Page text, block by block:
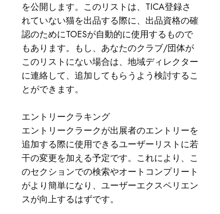
を公開します。このリストは、TICA登録さ
れていない猫を出品する際に、出品資格の確
認のためにTOESが自動的に使用するもので
もあります。もし、あなたのクラブ/団体が
このリストにない場合は、地域ディレクター
に連絡して、追加してもらうよう検討するこ
とができます。
エントリークラキング
エントリークラークが出展者のエントリーを
追加する際に使用できるユーザーリストに若
干の変更を加える予定です。これにより、こ
のセクションでの検索やオートコンプリート
がより簡単になり、ユーザーエクスペリエン
スが向上するはずです。